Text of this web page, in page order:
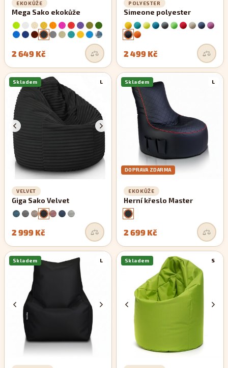
EKOKŮŽE
Mega Sako ekokůže
2 649 Kč
POLYESTER
Simeone polyester
2 499 Kč
L
Skladem
VELVET
Giga Sako Velvet
2 999 Kč
L
DOPRAVA ZDARMA
Skladem
EKOKŮŽE
Herní křeslo Master
2 699 Kč
L
Skladem S
Skladem